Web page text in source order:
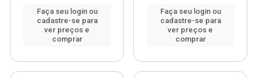
Faça seu login ou
cadastre-se para
ver preços e
comprar
Faça seu login ou
cadastre-se para
ver preços e
comprar